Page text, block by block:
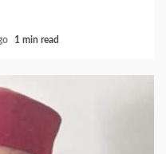
1 min read